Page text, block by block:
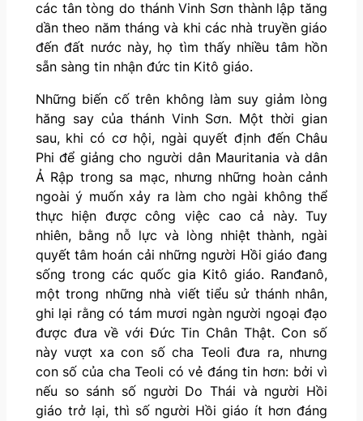
các tân tòng do thánh Vinh Sơn thành lập tăng
dần theo năm tháng và khi các nhà truyền giáo
đến đất nước này, họ tìm thấy nhiều tâm hồn
sẵn sàng tin nhận đức tin Kitô giáo.
Những biến cố trên không làm suy giảm lòng
hăng say của thánh Vinh Sơn. Một thời gian
sau, khi có cơ hội, ngài quyết định đến Châu
Phi để giảng cho người dân Mauritania và dân
Ả Rập trong sa mạc, nhưng những hoàn cảnh
ngoài ý muốn xảy ra làm cho ngài không thể
thực hiện được công việc cao cả này. Tuy
nhiên, bằng nỗ lực và lòng nhiệt thành, ngài
quyết tâm hoán cải những người Hồi giáo đang
sống trong các quốc gia Kitô giáo. Ranđanô,
một trong những nhà viết tiểu sử thánh nhân,
ghi lại rằng có tám mươi ngàn người ngoại đạo
được đưa về với Đức Tin Chân Thật. Con số
này vượt xa con số cha Teoli đưa ra, nhưng
con số của cha Teoli có vẻ đáng tin hơn: bởi vì
nếu so sánh số người Do Thái và người Hồi
giáo trở lại, thì số người Hồi giáo ít hơn đáng